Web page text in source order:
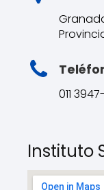
011
Instituto